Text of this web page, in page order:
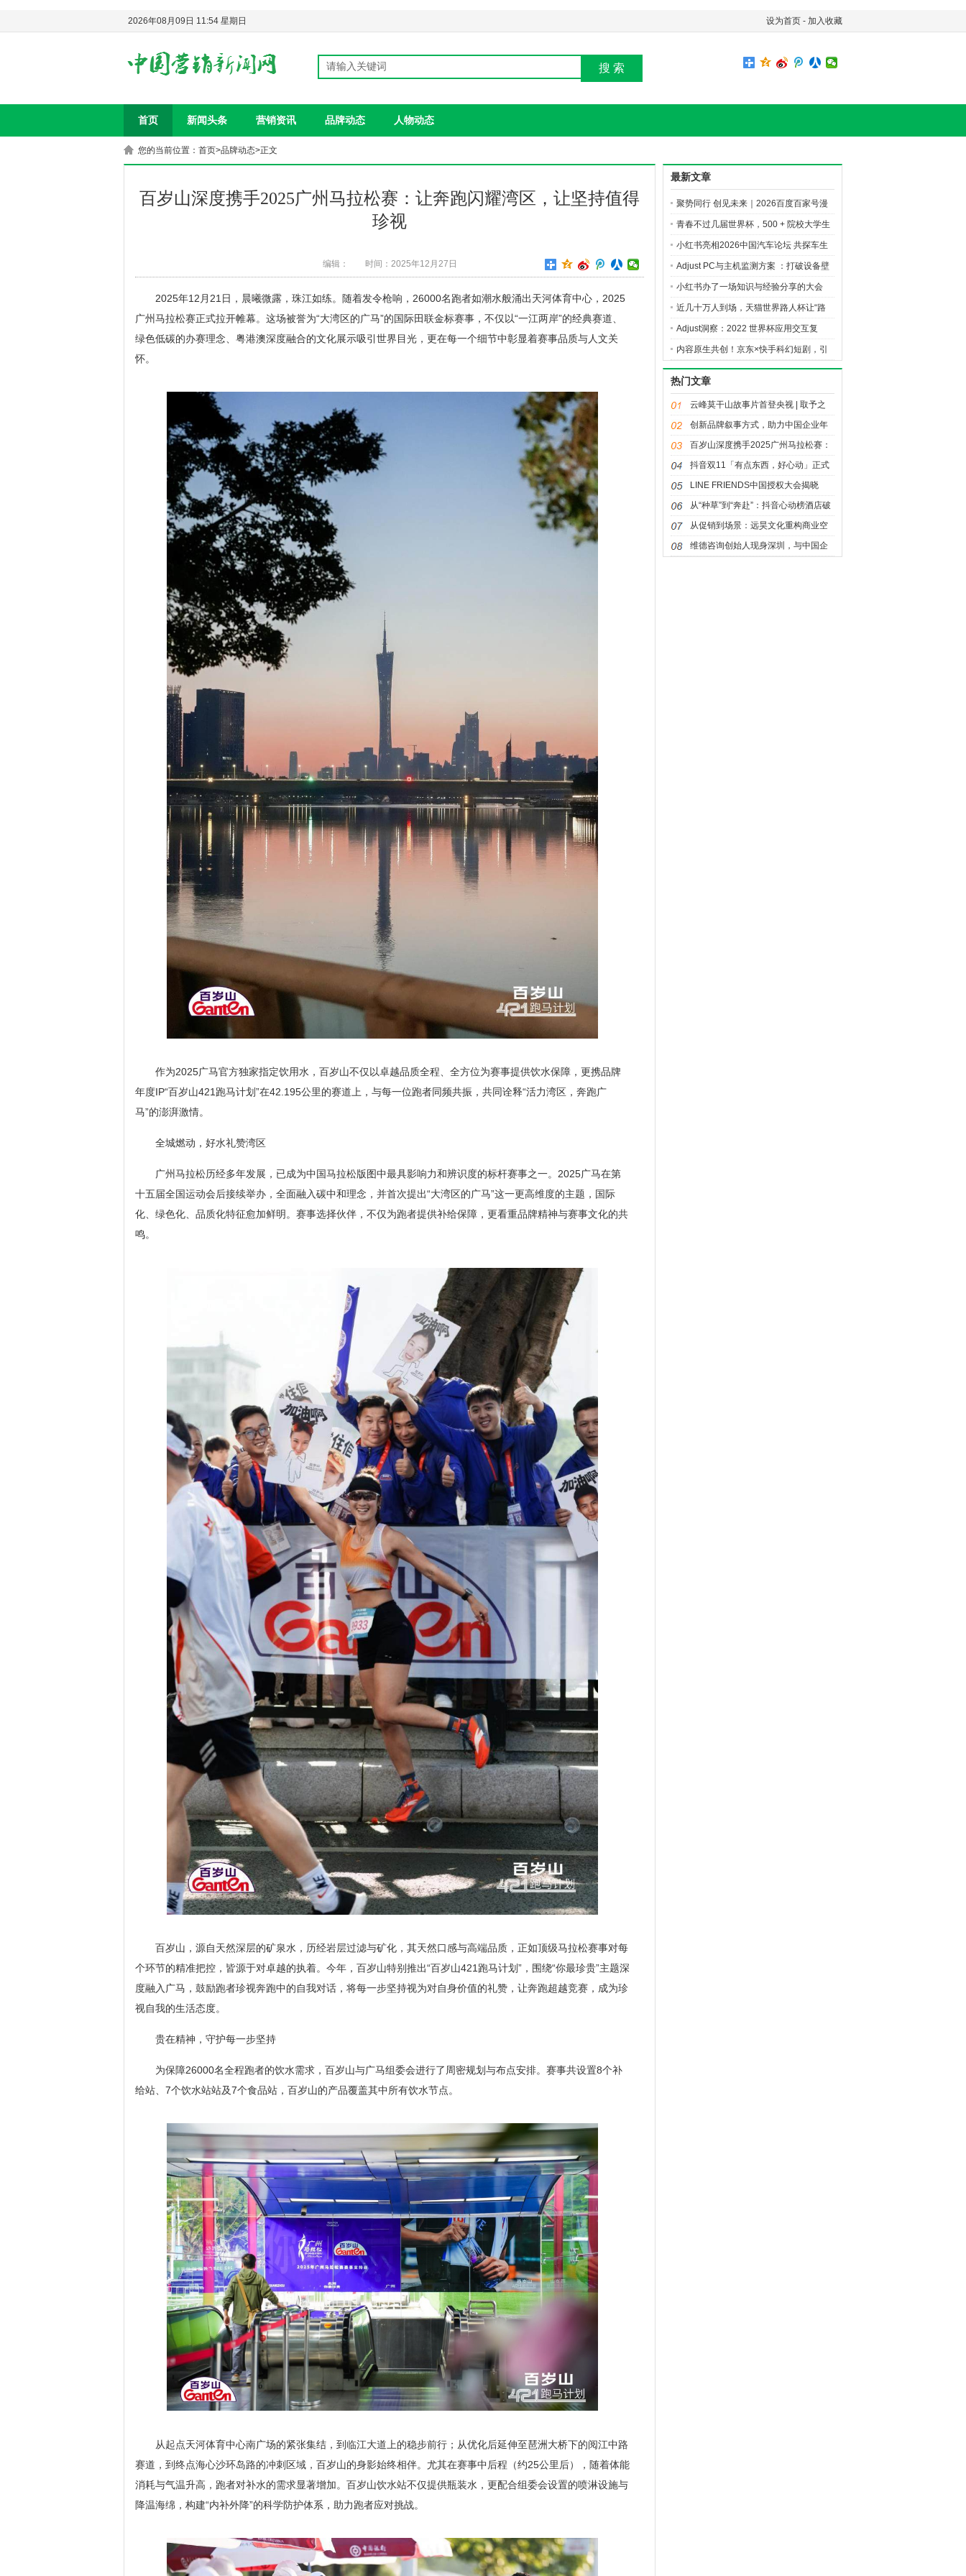
设为首页 - 加入收藏
2026年08月09日 11:54 星期日
搜 索
首页 新闻头条 营销资讯 品牌动态 人物动态
您的当前位置： 首页>品牌动态>正文
百岁山深度携手2025广州马拉松赛：让奔跑闪耀湾区，让坚持值得
珍视
编辑： 时间：2025年12月27日
2025年12月21日，晨曦微露，珠江如练。随着发令枪响，26000名跑者如潮水般涌出天河体育中心，2025
广州马拉松赛正式拉开帷幕。这场被誉为“大湾区的广马”的国际田联金标赛事，不仅以“一江两岸”的经典赛道、
绿色低碳的办赛理念、粤港澳深度融合的文化展示吸引世界目光，更在每一个细节中彰显着赛事品质与人文关
怀。
作为2025广马官方独家指定饮用水，百岁山不仅以卓越品质全程、全方位为赛事提供饮水保障，更携品牌
年度IP“百岁山421跑马计划”在42.195公里的赛道上，与每一位跑者同频共振，共同诠释“活力湾区，奔跑广
马”的澎湃激情。
全城燃动，好水礼赞湾区
广州马拉松历经多年发展，已成为中国马拉松版图中最具影响力和辨识度的标杆赛事之一。2025广马在第
十五届全国运动会后接续举办，全面融入碳中和理念，并首次提出“大湾区的广马”这一更高维度的主题，国际
化、绿色化、品质化特征愈加鲜明。赛事选择伙伴，不仅为跑者提供补给保障，更看重品牌精神与赛事文化的共
鸣。
百岁山，源自天然深层的矿泉水，历经岩层过滤与矿化，其天然口感与高端品质，正如顶级马拉松赛事对每
个环节的精准把控，皆源于对卓越的执着。今年，百岁山特别推出“百岁山421跑马计划”，围绕“你最珍贵”主题深
度融入广马，鼓励跑者珍视奔跑中的自我对话，将每一步坚持视为对自身价值的礼赞，让奔跑超越竞赛，成为珍
视自我的生活态度。
贵在精神，守护每一步坚持
为保障26000名全程跑者的饮水需求，百岁山与广马组委会进行了周密规划与布点安排。赛事共设置8个补
给站、7个饮水站站及7个食品站，百岁山的产品覆盖其中所有饮水节点。
从起点天河体育中心南广场的紧张集结，到临江大道上的稳步前行；从优化后延伸至琶洲大桥下的阅江中路
赛道，到终点海心沙环岛路的冲刺区域，百岁山的身影始终相伴。尤其在赛事中后程（约25公里后），随着体能
消耗与气温升高，跑者对补水的需求显著增加。百岁山饮水站不仅提供瓶装水，更配合组委会设置的喷淋设施与
降温海绵，构建“内补外降”的科学防护体系，助力跑者应对挑战。
最新文章
聚势同行 创见未来｜2026百度百家号漫
剧创作先享会精彩直击
青春不过几届世界杯，500 + 院校大学生
的 AI 逐梦之旅
小红书亮相2026中国汽车论坛 共探车生
活行业新增长
Adjust PC与主机监测方案 ：打破设备壁
垒，洞悉玩家全旅程
小红书办了一场知识与经验分享的大会
近几十万人到场，天猫世界路人杯让“路
人”球迷坐上主桌
Adjust洞察：2022 世界杯应用交互复
盘，解锁 2026 赛事营销启示
内容原生共创！京东×快手科幻短剧，引
爆夏日降温家电消费热潮
热门文章
云峰莫干山故事片首登央视 | 取予之
间，天下安居
创新品牌叙事方式，助力中国企业年
轻化发展——《大国品牌》之“我说我
品牌”创新传播活动
百岁山深度携手2025广州马拉松赛：
让奔跑闪耀湾区，让坚持值得珍视
抖音双11「有点东西，好心动」正式
官宣，重磅内容惊喜来袭！
LINE FRIENDS中国授权大会揭晓
2026年战略：聚焦多元IP生态、年轻
流量场域与经典价值焕新
从“种草”到“奔赴”：抖音心动榜酒店破
局“情绪经济”，再造旅行消费需求
从促销到场景：远昊文化重构商业空
间的吸引力法则
维德咨询创始人现身深圳，与中国企